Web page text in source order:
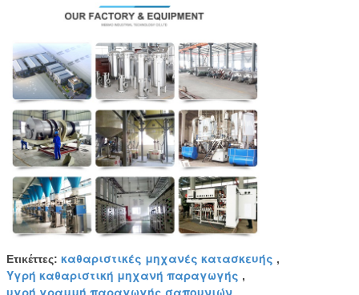
Ετικέττες: καθαριστικές μηχανές κατασκευής ,
Υγρή καθαριστική μηχανή παραγωγής ,